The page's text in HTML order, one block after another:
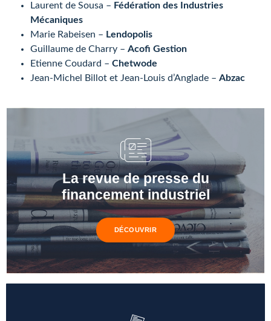
Laurent de Sousa – Fédération des Industries
Mécaniques
Marie Rabeisen – Lendopolis
Guillaume de Charry – Acofi Gestion
Etienne Coudard – Chetwode
Jean-Michel Billot et Jean-Louis d’Anglade – Abzac
La revue de presse du
financement industriel
DÉCOUVRIR